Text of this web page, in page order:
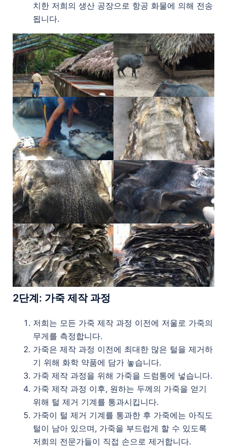
치한 저희의 생산 공장으로 항공 화물에 의해 전송
됩니다.
2단계: 가죽 제작 과정
저희는 모든 가죽 제작 과정 이전에 저울로 가죽의
무게를 측정합니다.
가죽은 제작 과정 이전에 최대한 많은 털을 제거하
기 위해 화학 약품에 담가 놓습니다.
가죽 제작 과정을 위해 가죽을 드럼통에 넣습니다.
가죽 제작 과정 이후, 원하는 두께의 가죽을 얻기
위해 털 제거 기계를 통과시킵니다.
가죽이 털 제거 기계를 통과한 후 가죽에는 아직도
털이 남아 있으며, 가죽을 부드럽게 할 수 있도록
저희의 전문가들이 직접 손으로 제거합니다.